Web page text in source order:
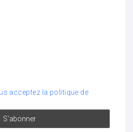
acceptez la politique de